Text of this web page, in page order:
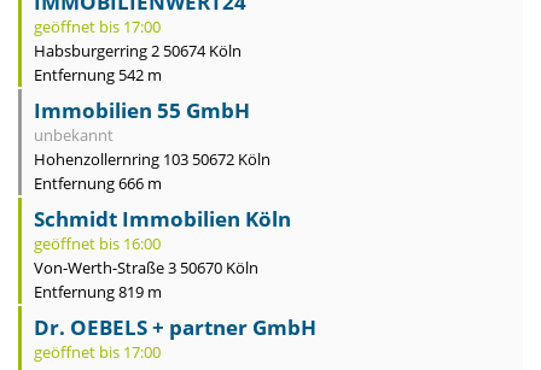
geöffnet bis 17:00
Habsburgerring 2 50674 Köln
Entfernung 542 m
Immobilien 55 GmbH
unbekannt
Hohenzollernring 103 50672 Köln
Entfernung 666 m
Schmidt Immobilien Köln
geöffnet bis 16:00
Von-Werth-Straße 3 50670 Köln
Entfernung 819 m
Dr. OEBELS + partner GmbH
geöffnet bis 17:00